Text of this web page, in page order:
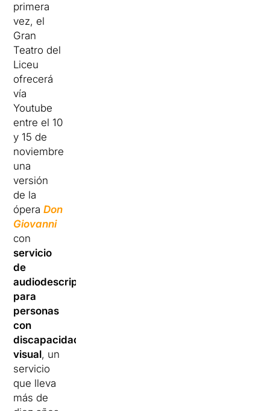
primera
vez, el
Gran
Teatro del
Liceu
ofrecerá
vía
Youtube
entre el 10
y 15 de
noviembre
una
versión
de la
óperaDon
Giovanni
con
servicio
de
audiodescripción
para
personas
con
discapacidad
visual, un
servicio
que lleva
más de